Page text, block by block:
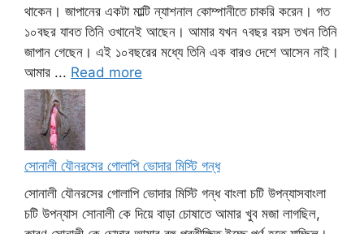
থাকেন। জাপানের একটা মাল্টি ন্যাশনাল কোম্পানীতে চাকরি করেন। গত
১০বছর যাবত তিনি ওখানেই আছেন। আমার যখন ৭বছর বয়স তখন তিনি
জাপান গেছেন। এই ১০বছরের মধ্যে তিনি এক বারও দেশে আসেন নাই।
আমার ... Read more
সোনালী যৌনরসের গোলাপি ভোদার মিস্টি গন্ধ
সোনালী যৌনরসের গোলাপি ভোদার মিস্টি গন্ধ বাংলা চটি উপন্যাসবাংলা
চটি উপন্যাস সোনালী কে দিয়ে বাড়া চোষাতে আমার খুব মজা লাগছিল,